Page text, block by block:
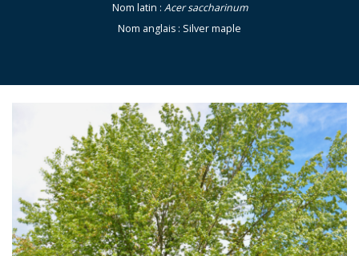
Nom latin : Acer saccharinum
Nom anglais : Silver maple